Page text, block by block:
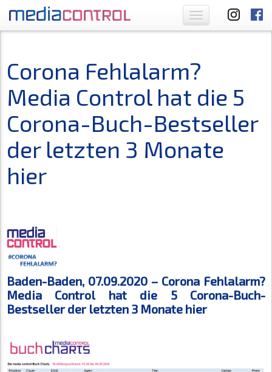
Toggle
navigation
Corona Fehlalarm?
Media Control hat die 5
Corona-Buch-Bestseller
der letzten 3 Monate
hier
Baden-Baden, 07.09.2020 – Corona Fehlalarm?
Media Control hat die 5 Corona-Buch-
Bestseller der letzten 3 Monate hier